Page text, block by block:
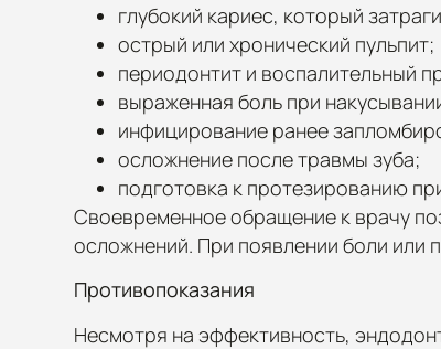
глубокий кариес, который
острый или хронический пульпит;
периодонтит и воспалительный
выраженная боль при
инфицирование ранее
осложнение после травмы зуба;
подготовка к протезированию
Своевременное обращение к врачу
осложнений. При появлении боли или
Противопоказания
Несмотря на эффективность,